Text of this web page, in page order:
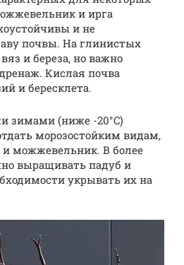
и ирга
и не
почвы. На глинистых
и береза, но важно
Кислая почва
и бересклета.
зимами (ниже -20°C)
морозостойким видам,
и можжевельник. В более
выращивать падуб и
укрывать их на